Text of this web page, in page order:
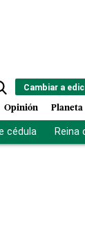
Cambiar a
Opinión Planeta
cédula Reina